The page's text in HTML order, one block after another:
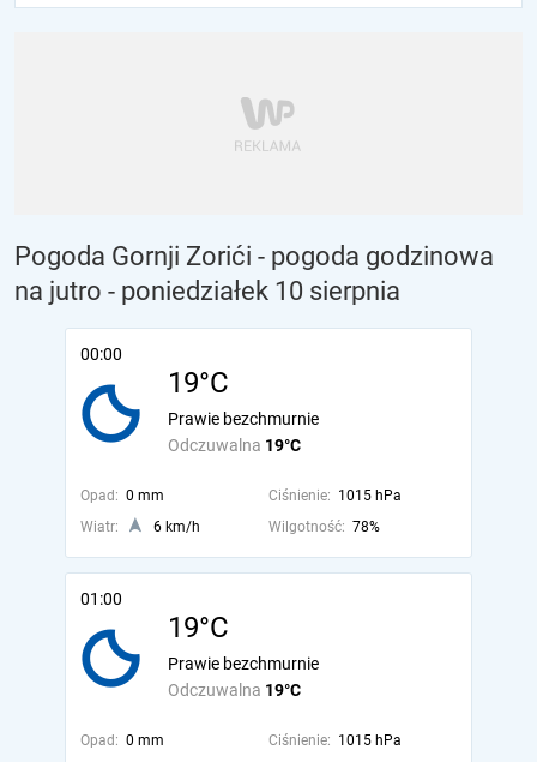
Pogoda Gornji Zorići - pogoda godzinowa
na jutro - poniedziałek 10 sierpnia
00:00
19°C
Odczuwalna 19°C
Prawie bezchmurnie
Opad: 0 mm Ciśnienie: 1015 hPa
Wiatr:
6 km/h Wilgotność: 78%
01:00
19°C
Odczuwalna 19°C
Prawie bezchmurnie
Opad: 0 mm Ciśnienie: 1015 hPa